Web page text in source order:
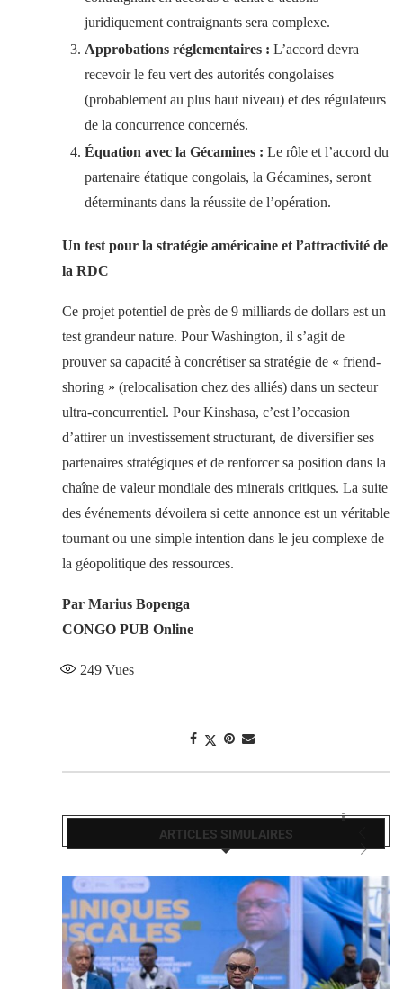
juridiquement contraignants sera complexe.
Approbations réglementaires : L’accord devra
recevoir le feu vert des autorités congolaises
(probablement au plus haut niveau) et des régulateurs
de la concurrence concernés.
Équation avec la Gécamines : Le rôle et l’accord du
partenaire étatique congolais, la Gécamines, seront
déterminants dans la réussite de l’opération.
Un test pour la stratégie américaine et l’attractivité de
la RDC
Ce projet potentiel de près de 9 milliards de dollars est un
test grandeur nature. Pour Washington, il s’agit de
prouver sa capacité à concrétiser sa stratégie de « friend-
shoring » (relocalisation chez des alliés) dans un secteur
ultra-concurrentiel. Pour Kinshasa, c’est l’occasion
d’attirer un investissement structurant, de diversifier ses
partenaires stratégiques et de renforcer sa position dans la
chaîne de valeur mondiale des minerais critiques. La suite
des événements dévoilera si cette annonce est un véritable
tournant ou une simple intention dans le jeu complexe de
la géopolitique des ressources.
Par Marius Bopenga
CONGO PUB Online
249 Vues
ARTICLES SIMULAIRES